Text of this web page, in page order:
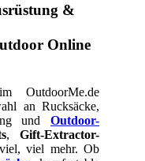
&
Online
OutdoorMe.de
an Rucksäcke,
und Outdoor-
, Gift-Extractor-
viel mehr. Ob